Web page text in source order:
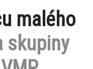
malého
skupiny